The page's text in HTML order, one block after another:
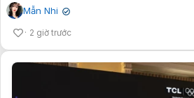
Mẫn Nhi ✔
2 giờ trước